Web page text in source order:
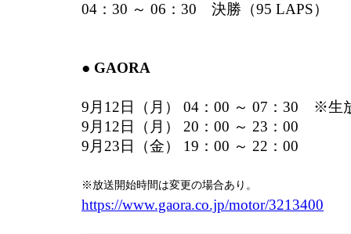
04：30 ～ 06：30 決勝（95 LAPS）
● GAORA
9月12日（月） 04：00 ～ 07：30 ※生
9月12日（月） 20：00 ～ 23：00
9月23日（金） 19：00 ～ 22：00
※放送開始時間は変更の場合あり。
https://www.gaora.co.jp/motor/3213400